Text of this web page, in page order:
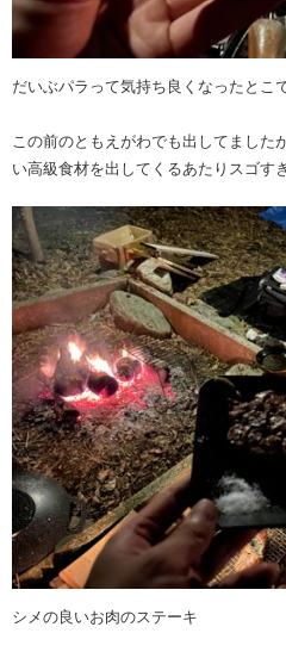
だいぶパラって気持ち良くなったとこ
この前のともえがわでも出してました
い高級食材を出してくるあたりスゴす
シメの良いお肉のステーキ